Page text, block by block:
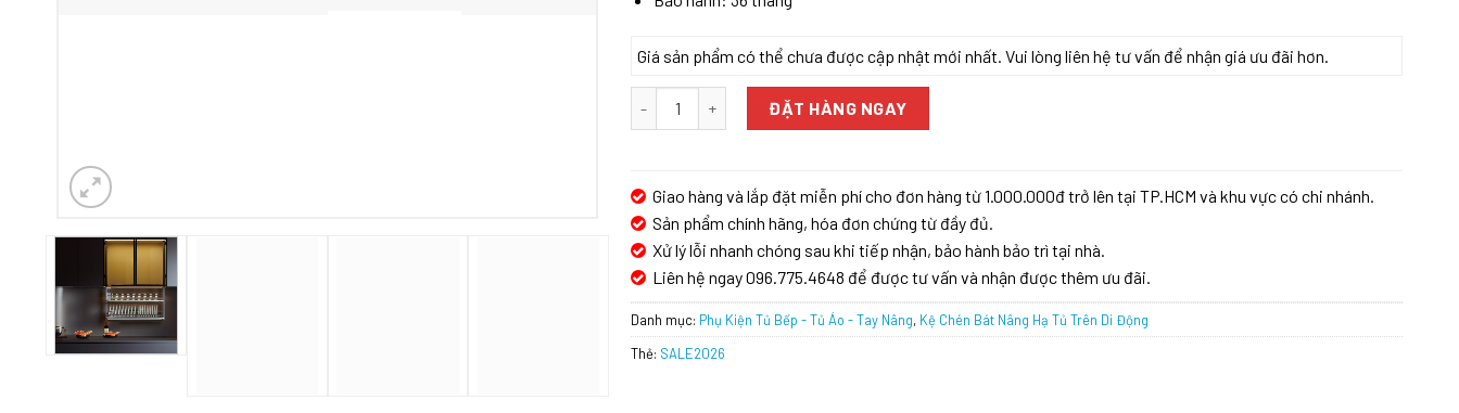
Giá sản phẩm có thể chưa được cập nhật mới nhất. Vui lòng liên hệ tư vấn để nhận giá ưu đãi hơn.
Giá bát đĩa thông minh GrandX XL.90EM số lượng
ĐẶT HÀNG NGAY
Giao hàng và lắp đặt miễn phí cho đơn hàng từ 1.000.000đ trở lên tại TP.HCM và khu vực có chi nhánh.
Sản phẩm chính hãng, hóa đơn chứng từ đầy đủ.
Xử lý lỗi nhanh chóng sau khi tiếp nhận, bảo hành bảo trì tại nhà.
Liên hệ ngay 096.775.4648 để được tư vấn và nhận được thêm ưu đãi.
Danh mục: Phụ Kiện Tủ Bếp - Tủ Áo - Tay Nâng, Kệ Chén Bát Nâng Hạ Tủ Trên Di Động
Thẻ: SALE2026